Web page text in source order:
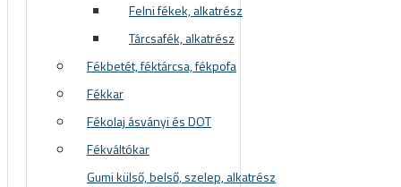
SÖTÉTEDŐ NAPSZEMÜVEGEK
Felni fékek, alkatrész
Tárcsafék, alkatrész
Fékbetét, féktárcsa, fékpofa
Fékkar
Fékolaj ásványi és DOT
Fékváltókar
Gumi külső, belső, szelep, alkatrész